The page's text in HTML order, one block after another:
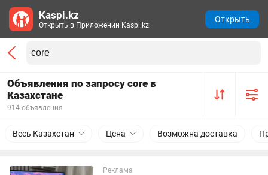
Объявления по запросу core в
Казахстане
914 объявления
Весь Казахстан Цена Возможна доставка
Реклама
Kaspi.kz
Открыть в Приложении Kaspi.kz
Открыть